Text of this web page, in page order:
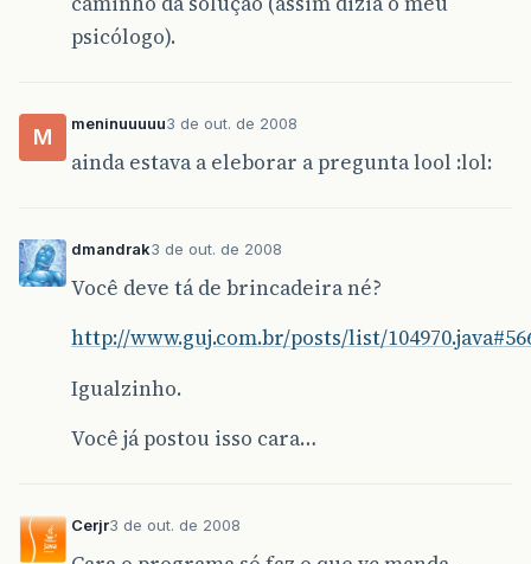
psicólogo).
M
meninuuuuu3 de out. de 2008
ainda estava a eleborar a pregunta lool :lol:
dmandrak3 de out. de 2008
Você deve tá de brincadeira né?
http://www.guj.com.br/posts/list/
Igualzinho.
Você já postou isso cara…
Cerjr3 de out. de 2008